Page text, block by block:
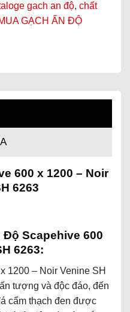
gach an độ, chất
GẠCH ẤN ĐỘ
600 x 1200 – Noir
6263
Scapehive 600
6263:
1200 – Noir Venine SH
tượng và độc đáo, đến
cẩm thạch đen được